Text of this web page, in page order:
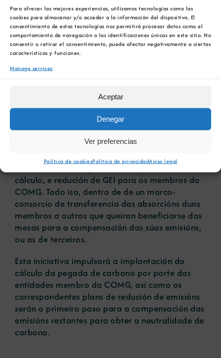
Para ofrecer las mejores experiencias, utilizamos tecnologías como las
cookies para almacenar y/o acceder a la información del dispositivo. El
consentimiento de estas tecnologías nos permitirá procesar datos como el
comportamiento de navegación o las identificaciones únicas en este sitio. No
consentir o retirar el consentimiento, puede afectar negativamente a ciertas
características y funciones.
Manage services
Aceptar
Denegar
Ver preferencias
Política de cookiesPolítica de privacidadAviso legal
UE).
A COMG e Inproyen adaptarán as súas
iniciativas aos estándares marcados por UNE-EN
ISO 14064-2:2019, entre eles: identificación de
participación nos rexistros voluntarios de GEI ou
compra e venda de dereitos ou créditos de GEI,
etc.
Ambas as entidades cooperarán para a
realización de xestión de Proxectos de Gases de
Efecto Invernadoiro en relación coa
cuantificación e seguimento de procesos de
cálculo, e redución de GEI para os membros da
COMG. Todo iso, dentro de de un marco-
consorcio de transferencia das absorcións duns
membros a outros que queiran beneficiarse das
mesas para a compensación das súas emisións,
ou as de terceiros.
Esta iniciativa impulsará a implantación do
cálculo da pegada de carbono por parte das
entidades membro da COMG, así como os
correspondentes plans de redución de emisións
serán o primeiro paso para a compensación das
emisións restantes para obter a neutralidade de
carbono.